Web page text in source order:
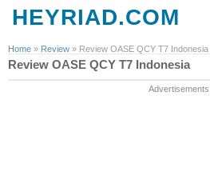
HEYRIAD.COM
Home » Review » Review OASE QCY T7 Indonesia
Review OASE QCY T7 Indonesia
Advertisements